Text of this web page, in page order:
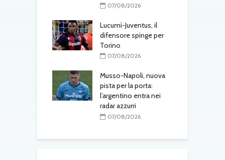
07/08/2026
Lucumì-Juventus, il
difensore spinge per
Torino
07/08/2026
Musso-Napoli, nuova
pista per la porta:
l’argentino entra nei
radar azzurri
07/08/2026